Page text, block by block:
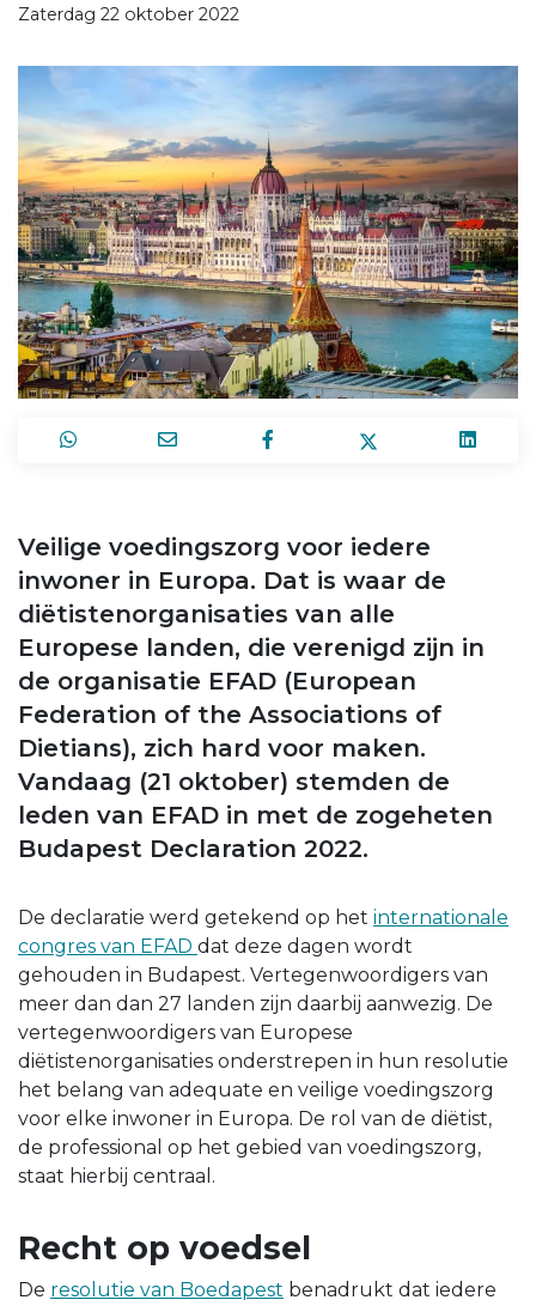
Zaterdag 22 oktober 2022
Veilige voedingszorg voor iedere
inwoner in Europa. Dat is waar de
diëtistenorganisaties van alle
Europese landen, die verenigd zijn in
de organisatie EFAD (European
Federation of the Associations of
Dietians), zich hard voor maken.
Vandaag (21 oktober) stemden de
leden van EFAD in met de zogeheten
Budapest Declaration 2022.
De declaratie werd getekend op het internationale
congres van EFAD dat deze dagen wordt
gehouden in Budapest. Vertegenwoordigers van
meer dan dan 27 landen zijn daarbij aanwezig. De
vertegenwoordigers van Europese
diëtistenorganisaties onderstrepen in hun resolutie
het belang van adequate en veilige voedingszorg
voor elke inwoner in Europa. De rol van de diëtist,
de professional op het gebied van voedingszorg,
staat hierbij centraal.
Recht op voedsel
De resolutie van Boedapest benadrukt dat iedere